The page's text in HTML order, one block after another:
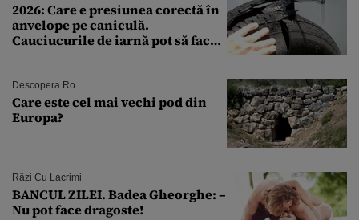
2026: Care e presiunea corectă în
anvelope pe caniculă.
Cauciucurile de iarnă pot să facă
Descopera.ro
Care este cel mai vechi pod din
Europa?
Râzi Cu Lacrimi
BANCUL ZILEI. Badea Gheorghe: –
Nu pot face dragoste!